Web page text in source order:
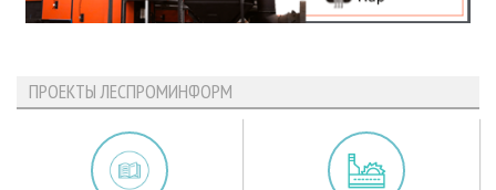
ПРОЕКТЫ ЛЕСПРОМИНФОРМ